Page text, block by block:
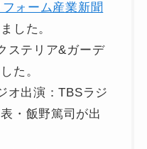
フォーム産業新聞
ました。
テリア&ガーデ
た。
出演：TBSラジ
表・飯野篤司が出